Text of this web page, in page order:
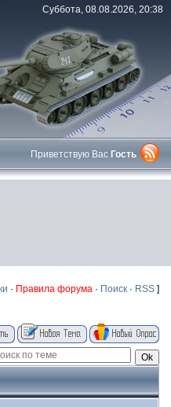
Суббота, 08.08.2026, 20:38
Приветствую Вас Гость
· Правила форума · Поиск · RSS ]